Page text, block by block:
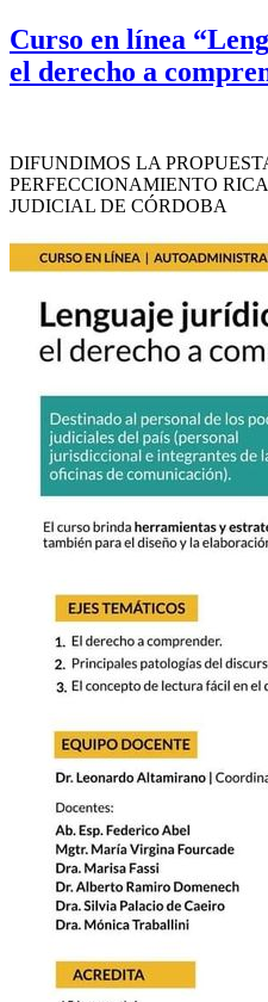
Curso en línea
el derecho a
DIFUNDIMOS LA
PERFECCIONAMIENTO
JUDICIAL DE CÓRDOBA